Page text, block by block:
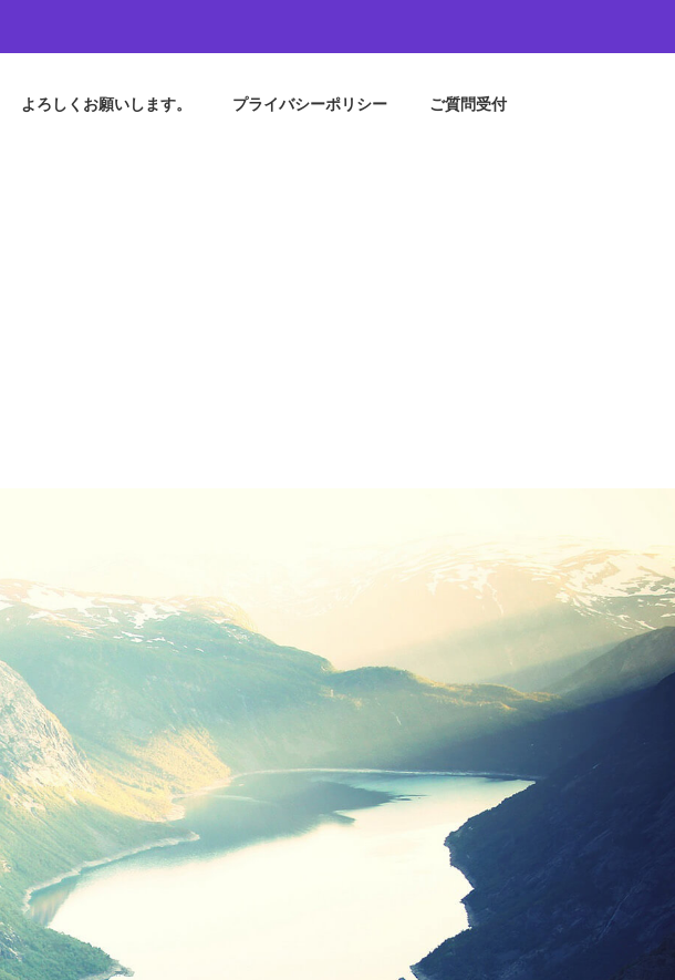
よろしくお願いします。 プライバシーポリシー ご質問受付